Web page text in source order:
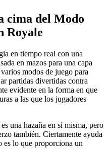
cima del Modo
Royale
en tiempo real con una
en mazos para una capa
modos de juego para
partidas divertidas contra
evidente en la forma en que
a las que los jugadores
una hazaña en sí misma, pero
también. Ciertamente ayuda
es lo que proporciona un